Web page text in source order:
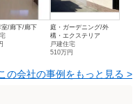
室/廊下/廊下
庭・ガーデニング/外
構・エクステリア
戸建住宅
510万円
の会社の事例をもっと見る >